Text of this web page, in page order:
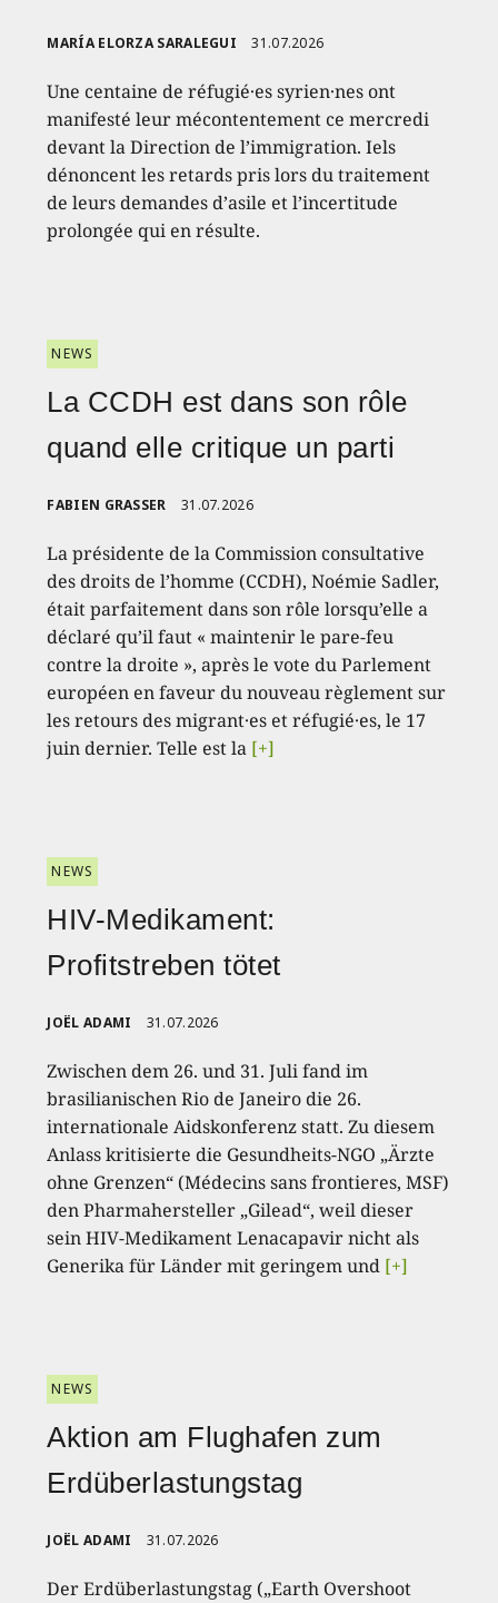
MARÍA ELORZA SARALEGUI 31.07.2026
Une centaine de réfugié·es syrien·nes ont
manifesté leur mécontentement ce mercredi
devant la Direction de l’immigration. Iels
dénoncent les retards pris lors du traitement
de leurs demandes d’asile et l’incertitude
prolongée qui en résulte.
NEWS
La CCDH est dans son rôle
quand elle critique un parti
FABIEN GRASSER 31.07.2026
La présidente de la Commission consultative
des droits de l’homme (CCDH), Noémie Sadler,
était parfaitement dans son rôle lorsqu’elle a
déclaré qu’il faut « maintenir le pare-feu
contre la droite », après le vote du Parlement
européen en faveur du nouveau règlement sur
les retours des migrant·es et réfugié·es, le 17
juin dernier. Telle est la [+]
NEWS
HIV-Medikament:
Profitstreben tötet
JOËL ADAMI 31.07.2026
Zwischen dem 26. und 31. Juli fand im
brasilianischen Rio de Janeiro die 26.
internationale Aidskonferenz statt. Zu diesem
Anlass kritisierte die Gesundheits-NGO „Ärzte
ohne Grenzen“ (Médecins sans frontieres, MSF)
den Pharmahersteller „Gilead“, weil dieser
sein HIV-Medikament Lenacapavir nicht als
Generika für Länder mit geringem und [+]
NEWS
Aktion am Flughafen zum
Erdüberlastungstag
JOËL ADAMI 31.07.2026
Der Erdüberlastungstag („Earth Overshoot